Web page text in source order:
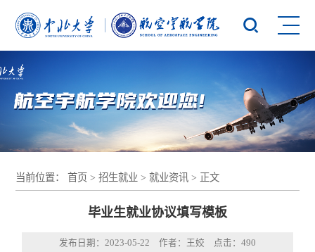
当前位置：首页 >招生就业 >就业资讯 > 正文
毕业生就业协议填写模板
发布日期：2023-05-22 作者：王姣 点击： 490